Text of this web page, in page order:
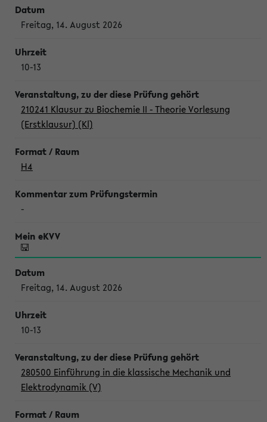
Freitag, 14. August 2026
10-13
210241 Klausur zu Biochemie II - Theorie Vorlesung
(Erstklausur) (Kl)
H4
-
Freitag, 14. August 2026
10-13
280500 Einführung in die klassische Mechanik und
Elektrodynamik (V)